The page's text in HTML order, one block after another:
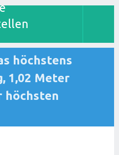
höchstens
1,02 Meter
höchsten